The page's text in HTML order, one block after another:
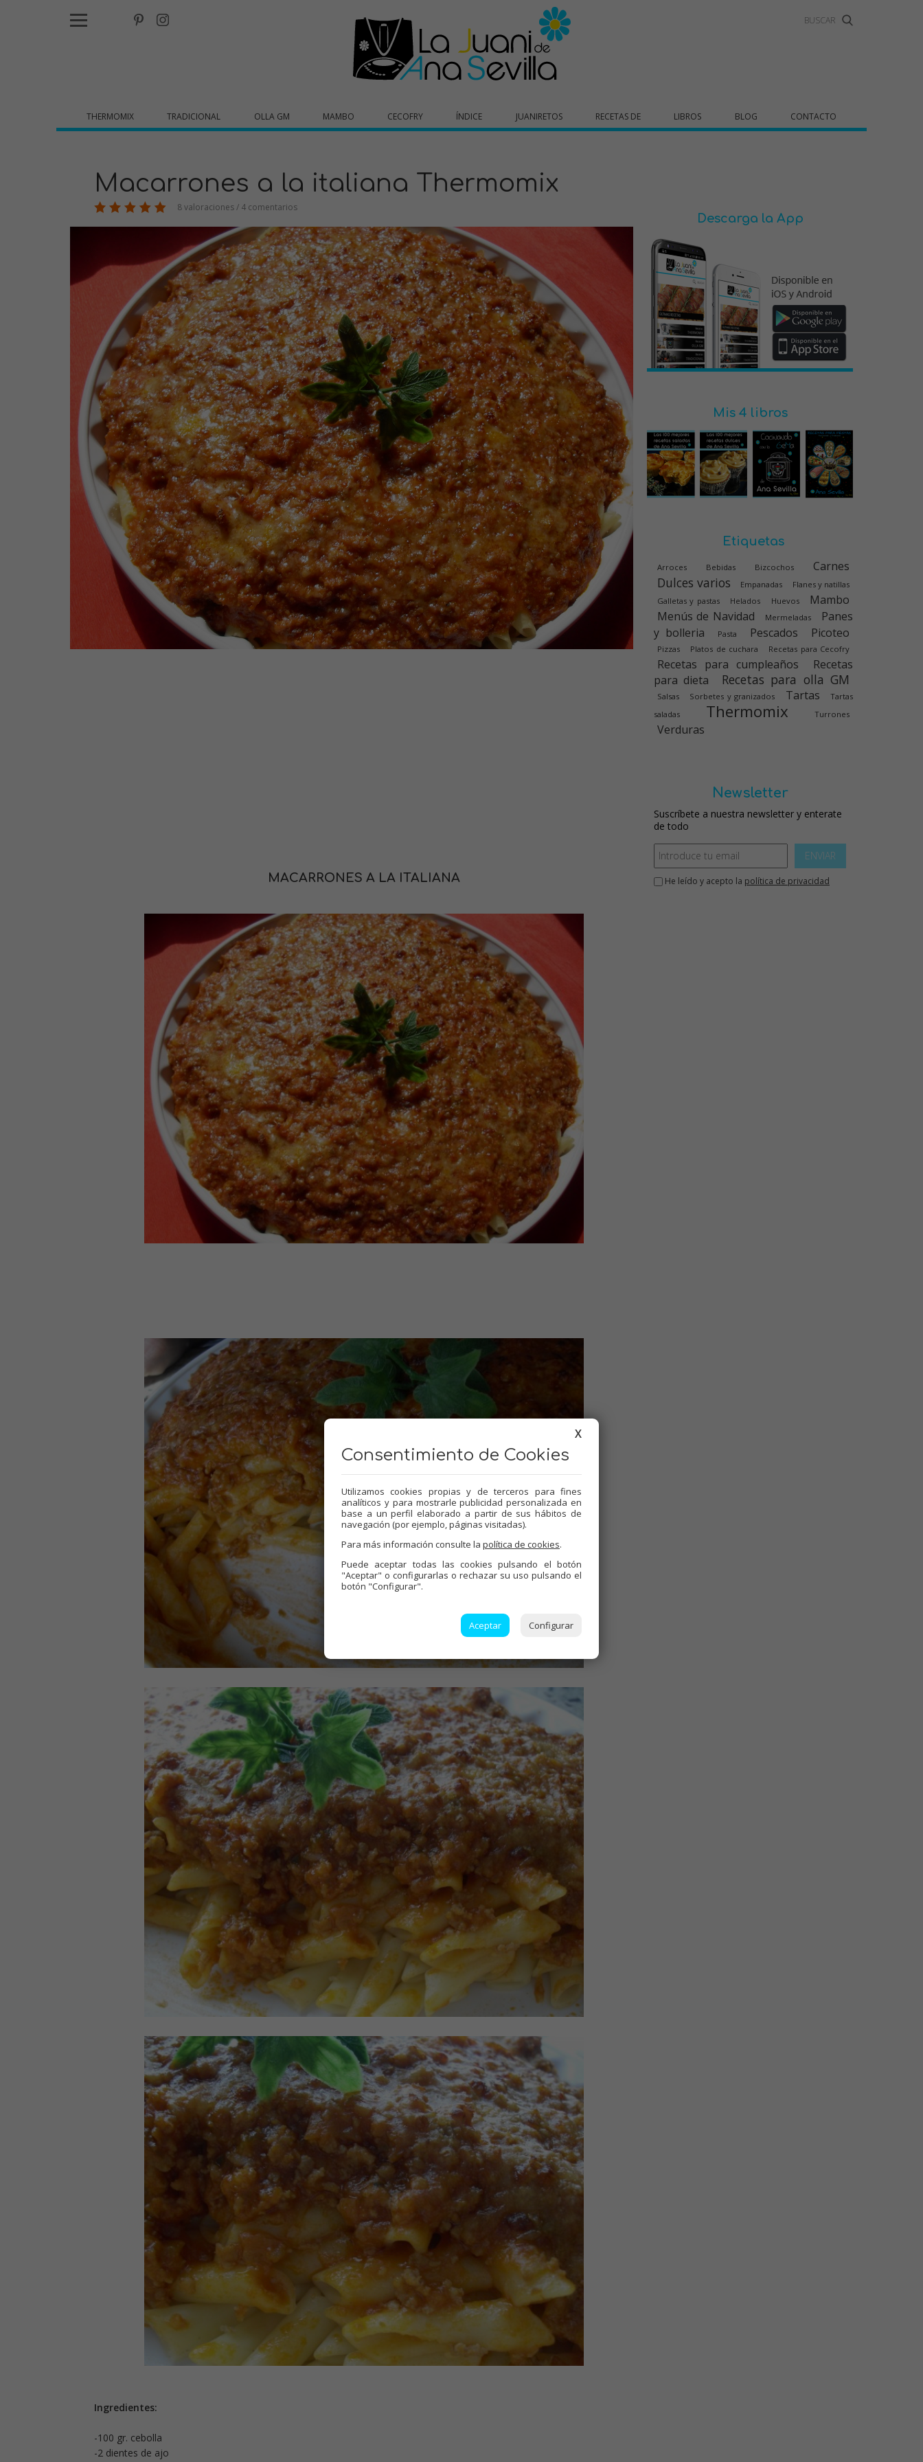
THERMOMIX TRADICIONAL OLLA GM MAMBO CECOFRY ÍNDICE JUANIRETOS RECETAS DE LIBROS BLOG CONTACTO
Macarrones a la italiana Thermomix
8 valoraciones / 4 comentarios
MACARRONES A LA ITALIANA
Ingredientes:
-100 gr. cebolla
-2 dientes de ajo
Descarga la App
Mis 4 libros
Etiquetas
Arroces Bebidas Bizcochos Carnes
Dulces varios Empanadas
Flanes y natillas
Galletas y pastas
Helados Huevos
Mambo
Menús de Navidad
Mermeladas
Panes
y bolleria
Pasta Pescados Picoteo
Pizzas Platos de cuchara Recetas para Cecofry
Recetas para cumpleaños
Recetas
para dieta
Recetas para olla GM
Salsas Sorbetes y granizados Tartas
Tartas
saladas
Thermomix Turrones
Verduras
Newsletter
Suscríbete a nuestra newsletter y enterate
de todo
ENVIAR
He leído y acepto la política de privacidad
X
Consentimiento de Cookies
Utilizamos cookies propias y de terceros para fines
analíticos y para mostrarle publicidad personalizada en
base a un perfil elaborado a partir de sus hábitos de
navegación (por ejemplo, páginas visitadas).
Para más información consulte la política de cookies.
Puede aceptar todas las cookies pulsando el botón
"Aceptar" o configurarlas o rechazar su uso pulsando el
botón "Configurar".
Aceptar Configurar